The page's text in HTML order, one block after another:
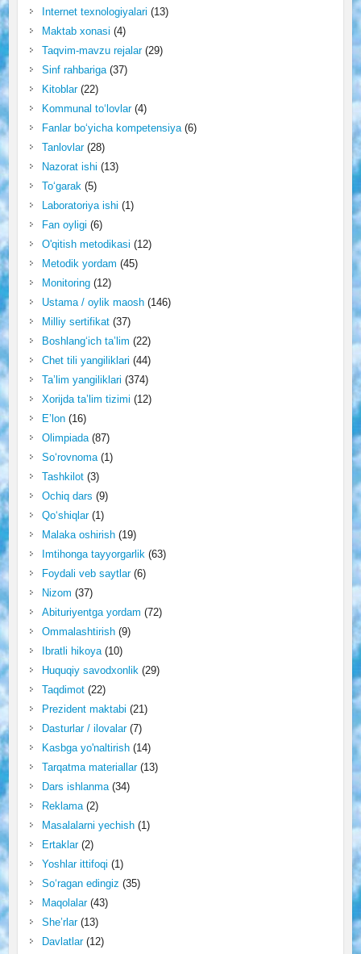
Internet texnologiyalari (13)
Maktab xonasi (4)
Taqvim-mavzu rejalar(29)
Sinf rahbariga(37)
Kitoblar(22)
Kommunal to‘lovlar(4)
Fanlar bo‘yicha kompetensiya(6)
Tanlovlar(28)
Nazorat ishi (13)
To‘garak(5)
Laboratoriya ishi (1)
Fan oyligi (6)
O'qitish metodikasi (12)
Metodik yordam (45)
Monitoring(12)
Ustama / oylik maosh(146)
Milliy sertifikat(37)
Boshlang‘ich ta’lim (22)
Chet tili yangiliklari (44)
Ta’lim yangiliklari (374)
Xorijda ta’lim tizimi (12)
E’lon(16)
Olimpiada(87)
So‘rovnoma(1)
Tashkilot(3)
Ochiq dars (9)
Qo‘shiqlar(1)
Malaka oshirish(19)
Imtihonga tayyorgarlik(63)
Foydali veb saytlar(6)
Nizom (37)
Abituriyentga yordam (72)
Ommalashtirish(9)
Ibratli hikoya(10)
Huquqiy savodxonlik(29)
Taqdimot(22)
Prezident maktabi (21)
Dasturlar / ilovalar(7)
Kasbga yo'naltirish(14)
Tarqatma materiallar(13)
Dars ishlanma(34)
Reklama(2)
Masalalarni yechish(1)
Ertaklar(2)
Yoshlar ittifoqi (1)
So‘ragan edingiz (35)
Maqolalar(43)
She’rlar(13)
Davlatlar(12)